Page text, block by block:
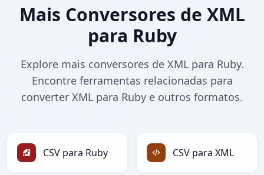
Mais Conversores de XML
para Ruby
Explore mais conversores de XML para Ruby.
Encontre ferramentas relacionadas para
converter XML para Ruby e outros formatos.
CSV para Ruby CSV para XML